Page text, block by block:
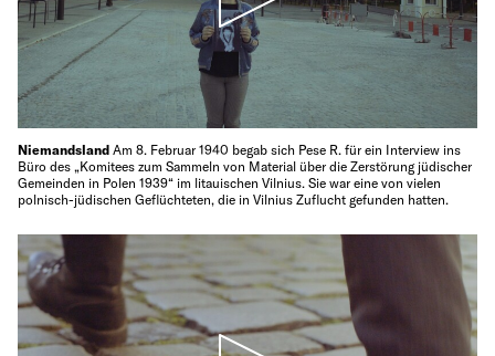
Niemandsland Am 8. Februar 1940 begab sich Pese R. für ein Interview ins
Büro des „Komitees zum Sammeln von Material über die Zerstörung jüdischer
Gemeinden in Polen 1939“ im litauischen Vilnius. Sie war eine von vielen
polnisch-jüdischen Geflüchteten, die in Vilnius Zuflucht gefunden hatten.